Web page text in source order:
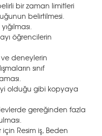
bir zaman limitleri
belirtilmesi.
öğrencilerin
ve deneylerin
sınıf
olduğu gibi kopyaya
gereğinden fazla
Resim iş, Beden